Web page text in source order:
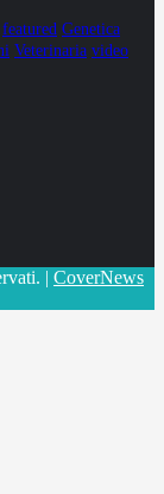
featured Genetica
Veterinaria video
| CoverNews